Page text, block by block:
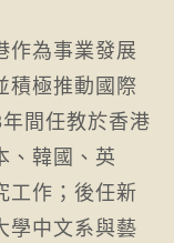
作為事業發展
積極推動國際
間任教於香港
、韓國、英
工作；後任新
學中文系與藝